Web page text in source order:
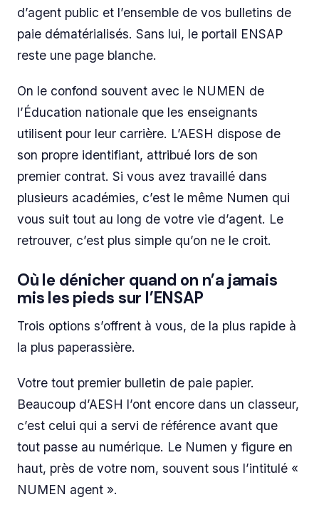
d’agent public et l’ensemble de vos bulletins de
paie dématérialisés. Sans lui, le portail ENSAP
reste une page blanche.
On le confond souvent avec le NUMEN de
l’Éducation nationale que les enseignants
utilisent pour leur carrière. L’AESH dispose de
son propre identifiant, attribué lors de son
premier contrat. Si vous avez travaillé dans
plusieurs académies, c’est le même Numen qui
vous suit tout au long de votre vie d’agent. Le
retrouver, c’est plus simple qu’on ne le croit.
Où le dénicher quand on n’a jamais
mis les pieds sur l’ENSAP
Trois options s’offrent à vous, de la plus rapide à
la plus paperassière.
Votre tout premier bulletin de paie papier.
Beaucoup d’AESH l’ont encore dans un classeur,
c’est celui qui a servi de référence avant que
tout passe au numérique. Le Numen y figure en
haut, près de votre nom, souvent sous l’intitulé «
NUMEN agent ».